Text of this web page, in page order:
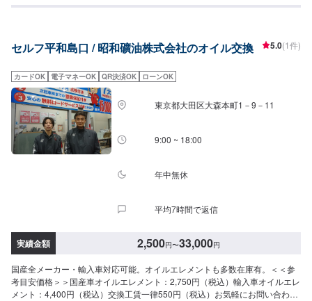
>5,100円<~1,500cc(3.5Lまで)>5,950円<~2,500cc(4.0Lまで)>6,800円
<~1,500cc(3.5Lまで)>7,350円<~2,500cc(4.0Lまで)>8,400円<~3,500cc(5.0L
トカー、ファミリーカー、国産ターボ車などに向いております。<軽自動車
>4,800円<~1,500cc(3.5Lまで)>5,600円<~2,500cc(4.0Lまで)>6,400円
<~3,500cc(5.0Lまで)>8,800円<3,501cc~(6.0Lまで)>9,600円[5w-30(合成油)]
コンパクトカー、ファミリーカー、国産ターボ車などに向いております。<軽
自動車>6,000円<~1,500cc(3.5Lまで)>7,000円<~2,500cc(4.0Lまで)>8,000円
<~3,500cc(5.0Lまで)>11,000円<3,501cc~(6.0Lまで)>12,000円[5w-40(合成
油)]ハイパワー車、ヨーロッパ車、スポーツカーなどに向いています。<軽自
<~3,500cc(5.0Lまで)>16,500円<3,501cc~(6.0Lまで)>18,000円[10w-30(鉱物
<3,501cc~(6.0Lまで)>8,400円[オイルフィルター(国産車)]1,980円〜※一部別
円/L[10w-30]1,600円/L月・木・土・日曜日は上記金額より半額になります。
セルフ平和島口 / 昭和礦油株式会社のオイル交換 5.0(1件)
カードOK 電子マネーOK QR決済OK ローンOK
東京都大田区大森本町1－9－11
9:00 ~ 18:00
年中無休
平均7時間で返信
実績金額 2,500円〜33,000円
国産全メーカー・輸入車対応可能。オイルエレメントも多数在庫有。＜＜参
考目安価格＞＞国産車オイルエレメント：2,750円（税込）輸入車オイルエレ
メント：4,400円（税込）交換工賃一律550円（税込）お気軽にお問い合わせ